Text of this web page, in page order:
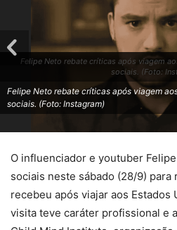
Felipe Neto rebate críticas após viagem
sociais. (Foto:
Felipe Neto rebate críticas após viagem
sociais. (Foto: Instagram)
O influenciador e youtuber
sociais neste sábado (28/9)
recebeu após viajar aos Estados
visita teve caráter profissional e